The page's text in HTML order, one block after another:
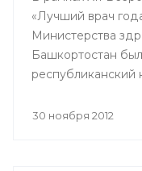
«Лучший врач
Министерства
Башкортостан
республиканский
претендента по
30 ноября 2012